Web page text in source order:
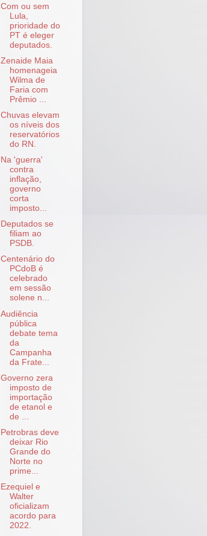
Com ou sem
Lula,
prioridade do
PT é eleger
deputados.
Zenaide Maia
homenageia
Wilma de
Faria com
Prêmio ...
Chuvas elevam
os níveis dos
reservatórios
do RN.
Na 'guerra'
contra
inflação,
governo
corta
imposto...
Deputados se
filiam ao
PSDB.
Centenário do
PCdoB é
celebrado
em sessão
solene n...
Audiência
pública
debate tema
da
Campanha
da Frate...
Governo zera
imposto de
importação
de etanol e
de ...
Petrobras deve
deixar Rio
Grande do
Norte no
prime...
Ezequiel e
Walter
oficializam
acordo para
2022.